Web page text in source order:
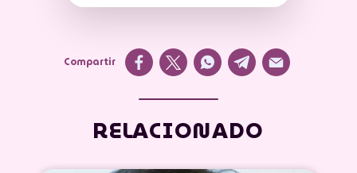
Compartir
RELACIONADO